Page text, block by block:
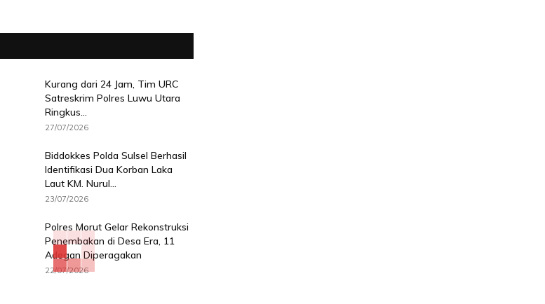
Kurang dari 24 Jam, Tim URC
Satreskrim Polres Luwu Utara
Ringkus...
27/07/2026
Biddokkes Polda Sulsel Berhasil
Identifikasi Dua Korban Laka
Laut KM. Nurul...
23/07/2026
Polres Morut Gelar Rekonstruksi
Penembakan di Desa Era, 11
Adegan Diperagakan
22/07/2026